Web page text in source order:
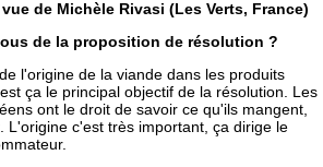
de Michèle Rivasi (Les Verts, France)
de la proposition de résolution ?
l'origine de la viande dans les produits
ça le principal objectif de la résolution. Les
ont le droit de savoir ce qu'ils mangent,
L'origine c'est très important, ça dirige le